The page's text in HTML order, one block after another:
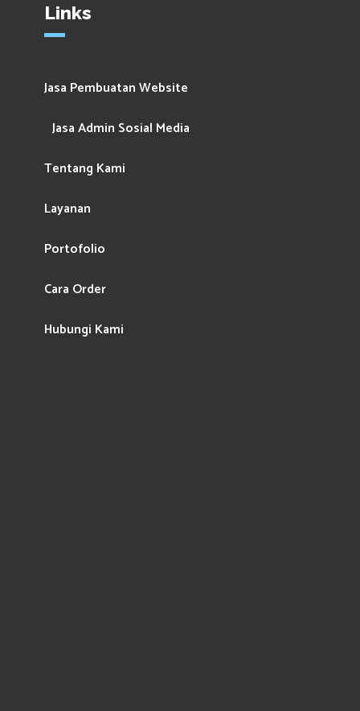
Links
Jasa Pembuatan Website
Jasa Admin Sosial Media
Tentang Kami
Layanan
Portofolio
Cara Order
Hubungi Kami